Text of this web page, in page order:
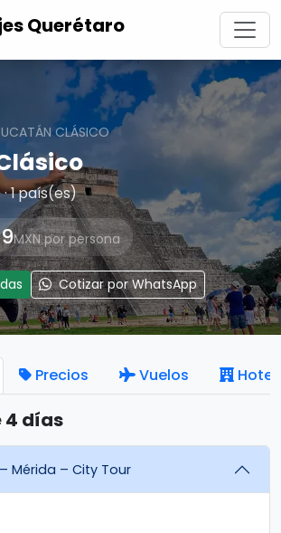
CLÁSICO
1 país(es)
MXN por persona
Cotizar por WhatsApp
Precios Vuelos
4 días
Mérida – City Tour